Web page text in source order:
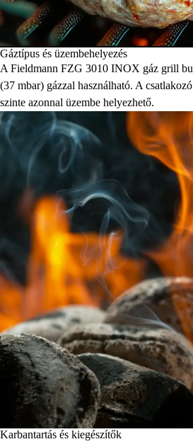
Gáztípus és üzembehelyezés
A Fieldmann FZG 3010 INOX gáz grill
(37 mbar) gázzal használható. A
szinte azonnal üzembe helyezhető.
Karbantartás és kiegészítők